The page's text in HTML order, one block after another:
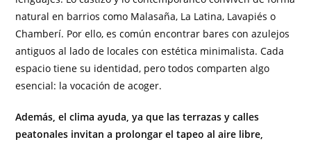
natural en barrios como Malasaña, La Latina, Lavapiés o
Chamberí. Por ello, es común encontrar bares con azulejos
antiguos al lado de locales con estética minimalista. Cada
espacio tiene su identidad, pero todos comparten algo
esencial: la vocación de acoger.
Además, el clima ayuda, ya que las terrazas y calles
peatonales invitan a prolongar el tapeo al aire libre,